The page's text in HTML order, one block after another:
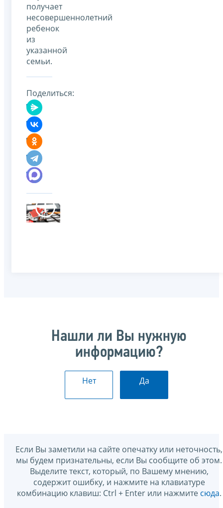
получает
несовершеннолетний
ребенок
из
указанной
семьи.
Поделиться:
Нашли ли Вы нужную
информацию?
Нет Да
Если Вы заметили на сайте опечатку или неточность,
мы будем признательны, если Вы сообщите об этом.
Выделите текст, который, по Вашему мнению,
содержит ошибку, и нажмите на клавиатуре
комбинацию клавиш: Ctrl + Enter или нажмите сюда.